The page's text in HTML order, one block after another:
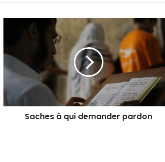
Saches à qui demander pardon